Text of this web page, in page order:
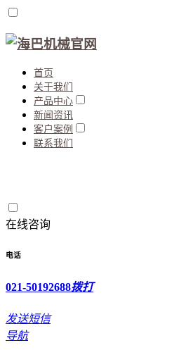
首页
关于我们
产品中心
新闻资讯
客户案例
联系我们
在线咨询
电话
021-50192688拨打
发送短信
导航